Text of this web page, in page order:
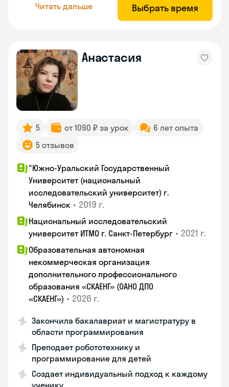
Читать дальше Выбрать время
Анастасия
5 от 1090 ₽ за урок
6 лет опыта
5 отзывов
"Южно-Уральский Государственный
Университет (национальный
исследовательский университет) г.
Челябинск • 2019 г.
Национальный исследовательский
университет ИТМО г. Санкт-Петербург • 2021 г.
Образовательная автономная
некоммерческая организация
дополнительного профессионального
образования «СКАЕНГ» (ОАНО ДПО
«СКАЕНГ») • 2026 г.
Закончила бакалавриат и магистратуру в
области программирования
Преподает робототехнику и
программирование для детей
Создает индивидуальный подход к каждому
ученику